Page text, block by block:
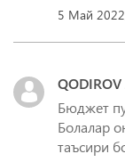
5 Май
QODIROV
Бюджет
Болалар
таъсири